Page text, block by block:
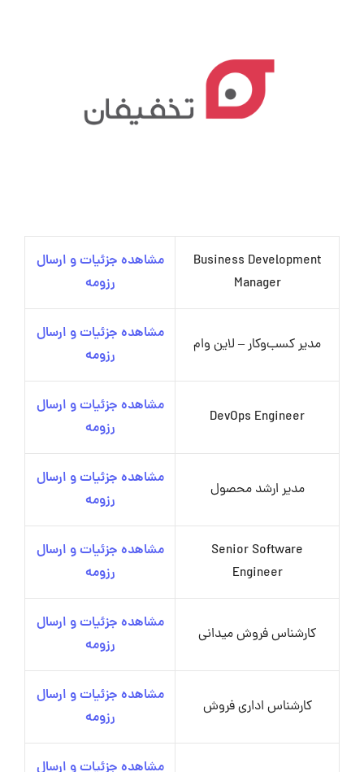
Business Development
Manager
مشاهده جزئیات و ارسال
رزومه
مدیر کسب‌وکار – لاین وام
مشاهده جزئیات و ارسال
رزومه
DevOps Engineer
مشاهده جزئیات و ارسال
رزومه
مدیر ارشد محصول
مشاهده جزئیات و ارسال
رزومه
Senior Software
Engineer
مشاهده جزئیات و ارسال
رزومه
کارشناس فروش میدانی
مشاهده جزئیات و ارسال
رزومه
کارشناس اداری فروش
مشاهده جزئیات و ارسال
رزومه
مشاهده جزئیات و ارسال